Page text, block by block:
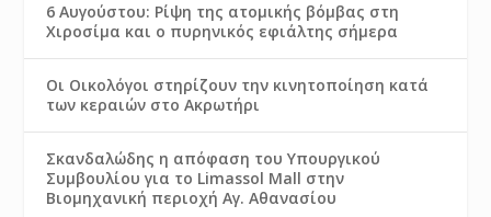
6 Αυγούστου: Ρίψη της ατομικής βόμβας στη
Χιροσίμα και ο πυρηνικός εφιάλτης σήμερα
Οι Οικολόγοι στηρίζουν την κινητοποίηση κατά
των κεραιών στο Ακρωτήρι
Σκανδαλώδης η απόφαση του Υπουργικού
Συμβουλίου για το Limassol Mall στην
Βιομηχανική περιοχή Αγ. Αθανασίου